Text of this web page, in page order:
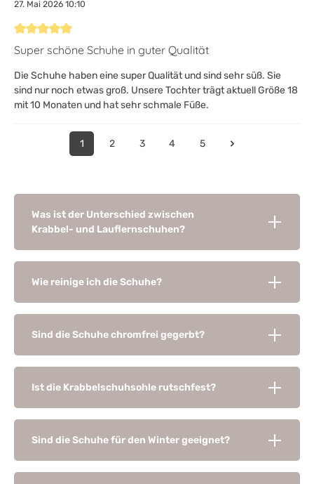
27. Mai 2026 10:10
Bewertung mit 5 von 5 Sternen
Super schöne Schuhe in guter Qualität
Die Schuhe haben eine super Qualität und sind sehr süß. Sie
sind nur noch etwas groß. Unsere Tochter trägt aktuell Größe 18
mit 10 Monaten und hat sehr schmale Füße.
1 2 3 4 5
Was ist der Unterschied zwischen
Krabbel- und Lauflernschuhen?
Wie reinige ich die Schuhe?
Sind die Schuhe chromfrei gegerbt?
Ist die Krabbelschuhsohle rutschfest?
Sind die Schuhe für den Winter geeignet?